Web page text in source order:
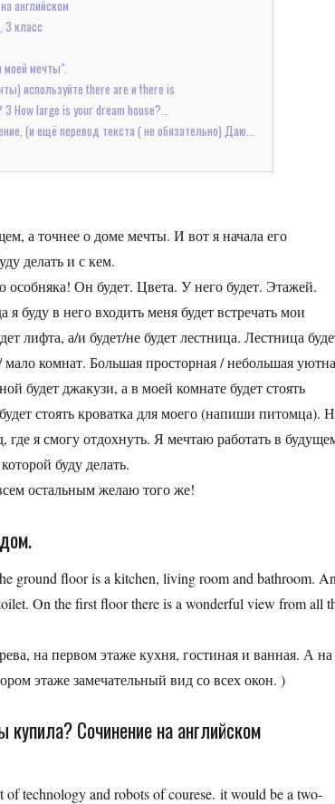
английском
3 класс
моей мечты".
используйте there are и there is
How large is your dream house?...
(и ещё перевод текста ( не обязательно) Даю...
а точнее о доме мечты. И вот я начала его
делать и с кем.
особняка! Он будет. Цвета. У него будет. Этажей.
буду в него входить меня будет встречать мои
лифта, а/и будет/не будет лестница. Лестница
мало комнат. Большая просторная / небольшая
будет джакузи, а в моей комнате будет стоять
стоять кроватка для моего (напиши питомца).
где я смогу отдохнуть. Я мечтаю работать в
буду делать.
остальным желаю того же!
ground floor is a kitchen, living room and bathroom.
On the first floor there is a wonderful view from all
на первом этаже кухня, гостиная и ванная. А на
этаже замечательный вид со всех окон. )
Сочинение на английском
technology and robots of courese. it would be a two-